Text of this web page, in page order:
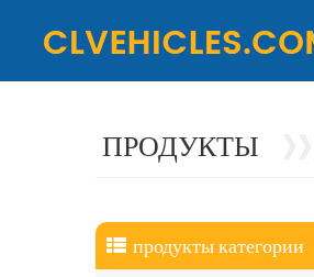
ПРОДУКТЫ
продукты категории